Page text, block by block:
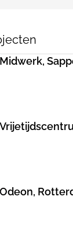
Midwerk,
Odeon,